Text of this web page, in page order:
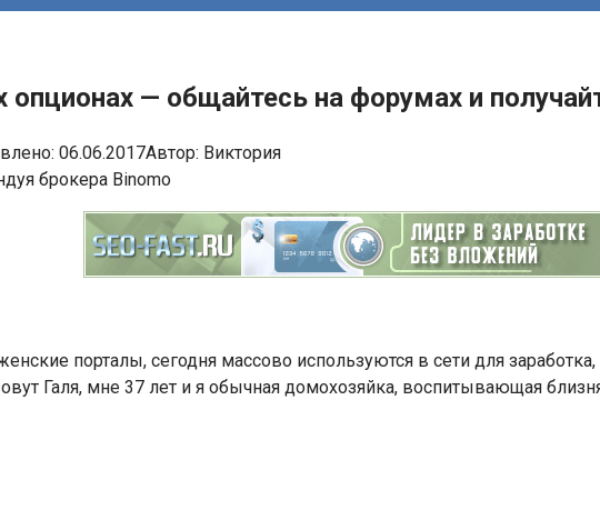
опционах — общайтесь на форумах и
06.06.2017Автор: Виктория
порталы, сегодня массово используются в сети для
Галя, мне 37 лет и я обычная домохозяйка, воспитывающая